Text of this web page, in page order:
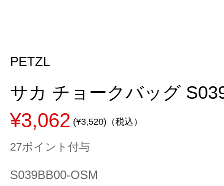
PETZL
サカ チョークバッグ
¥3,062 (¥3,520) （税込）
27ポイント付与
S039BB00-OSM